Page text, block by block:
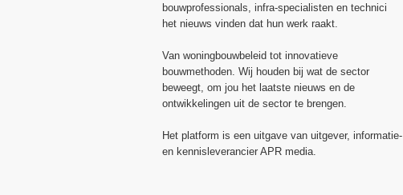
bouwprofessionals, infra-specialisten en technici
het nieuws vinden dat hun werk raakt.
Van woningbouwbeleid tot innovatieve
bouwmethoden. Wij houden bij wat de sector
beweegt, om jou het laatste nieuws en de
ontwikkelingen uit de sector te brengen.
Het platform is een uitgave van uitgever, informatie-
en kennisleverancier APR media.